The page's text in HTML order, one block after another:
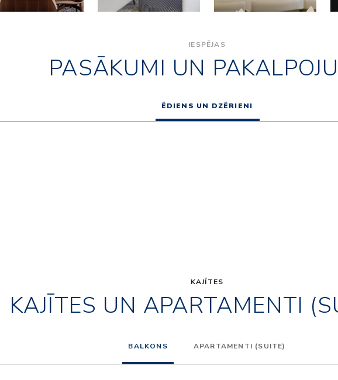
IESPĒJAS
PASĀKUMI UN
ĒDIENS UN DZĒRIENI
KAJĪTES
KAJĪTES UN APARTAMENTI
BALKONS APARTAMENTI (SUITE)